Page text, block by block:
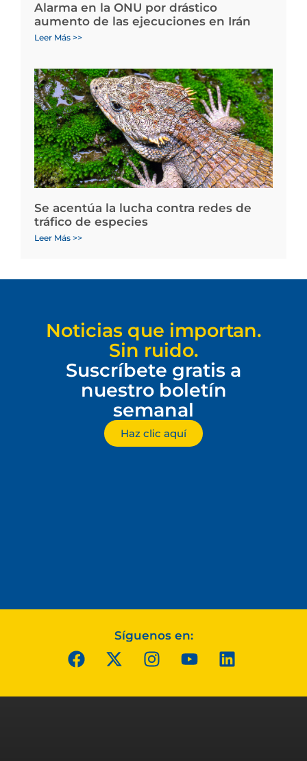
Alarma en la ONU por drástico
aumento de las ejecuciones en Irán
Leer Más >>
Se acentúa la lucha contra redes de
tráfico de especies
Leer Más >>
Noticias que importan.
Sin ruido.
Suscríbete gratis a
nuestro boletín
semanal
Haz clic aquí
Síguenos en: